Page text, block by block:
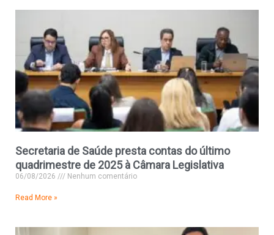
Secretaria de Saúde presta contas do último
quadrimestre de 2025 à Câmara Legislativa
06/08/2026 Nenhum comentário
Read More »